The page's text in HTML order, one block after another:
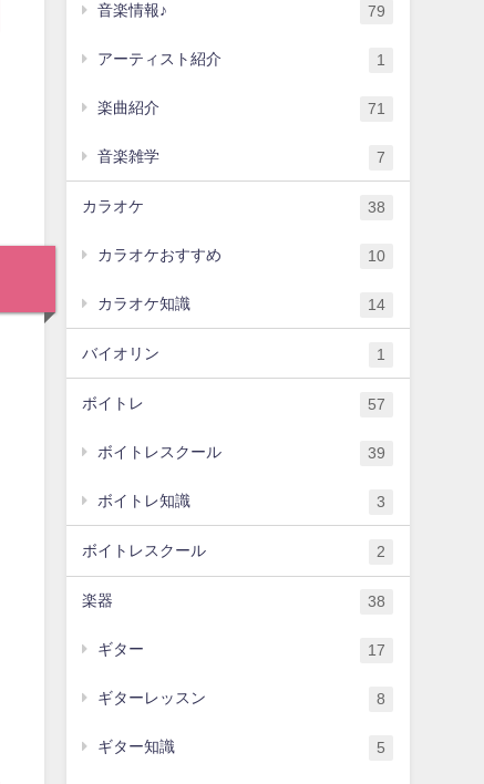
音楽情報♪ 79
アーティスト紹介 1
楽曲紹介 71
音楽雑学 7
カラオケ 38
カラオケおすすめ 10
カラオケ知識 14
バイオリン 1
ボイトレ 57
ボイトレスクール 39
ボイトレ知識 3
ボイトレスクール 2
楽器 38
ギター 17
ギターレッスン 8
ギター知識 5